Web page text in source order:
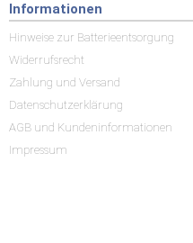
Informationen
Hinweise zur Batterieentsorgung
Widerrufsrecht
Zahlung und Versand
Datenschutzerklärung
AGB und Kundeninformationen
Impressum